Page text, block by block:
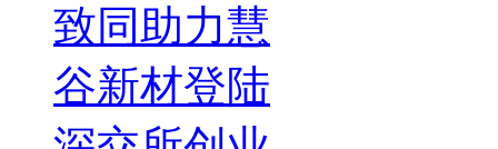
致同助力慧
谷新材登陆